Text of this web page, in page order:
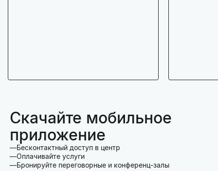
Скачайте мобильное
приложение
Бесконтактный доступ в центр
Оплачивайте услуги
Бронируйте переговорные и конференц-залы